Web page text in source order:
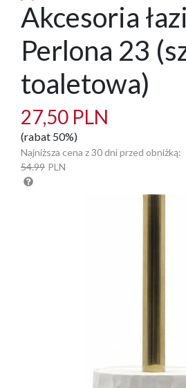
Akcesoria
Perlona 23
toaletowa)
27,50 PLN
(rabat 50%)
Najniższa cena z 30 dni przed obniżką:
54.99 PLN